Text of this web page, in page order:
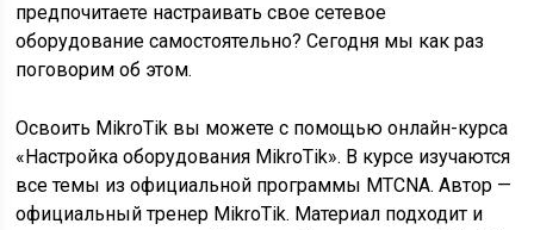
предпочитаете настраивать свое сетевое
оборудование самостоятельно? Сегодня мы как раз
поговорим об этом.
Освоить MikroTik вы можете с помощью онлайн-курса
«Настройка оборудования MikroTik». В курсе изучаются
все темы из официальной программы MTCNA. Автор —
официальный тренер MikroTik. Материал подходит и